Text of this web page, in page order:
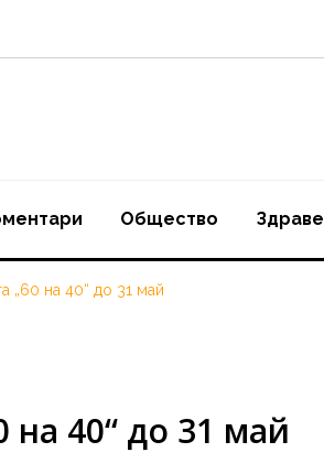
Oбщество Здраве
„60 на 40“ до 31 май
40“ до 31 май